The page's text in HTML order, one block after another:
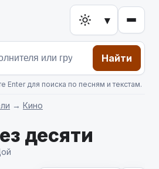
▾
Найти
Enter для поиска по песням и текстам.
→ Кино
десяти
текст песни